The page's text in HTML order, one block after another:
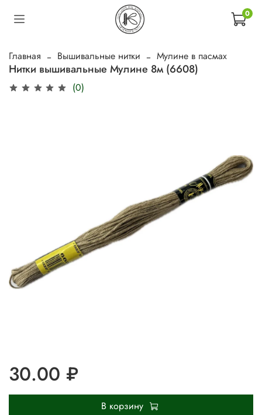
0
Главная Вышивальные нитки Мулине в пасмах
Нитки вышивальные Мулине 8м (6608)
(0)
30.00 ₽
В корзину